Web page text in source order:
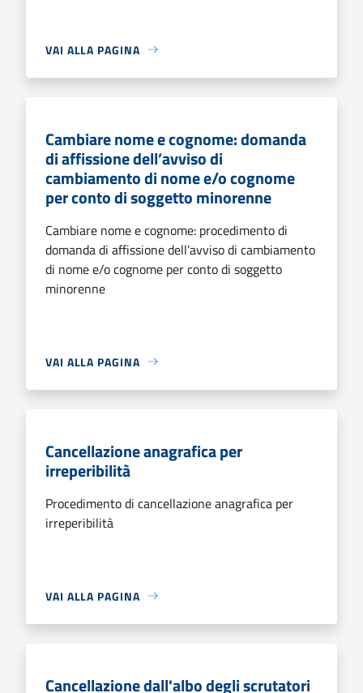
VAI ALLA PAGINA
Cambiare nome e cognome: domanda
di affissione dell’avviso di
cambiamento di nome e/o cognome
per conto di soggetto minorenne
Cambiare nome e cognome: procedimento di
domanda di affissione dell’avviso di cambiamento
di nome e/o cognome per conto di soggetto
minorenne
VAI ALLA PAGINA
Cancellazione anagrafica per
irreperibilità
Procedimento di cancellazione anagrafica per
irreperibilità
VAI ALLA PAGINA
Cancellazione dall'albo degli scrutatori